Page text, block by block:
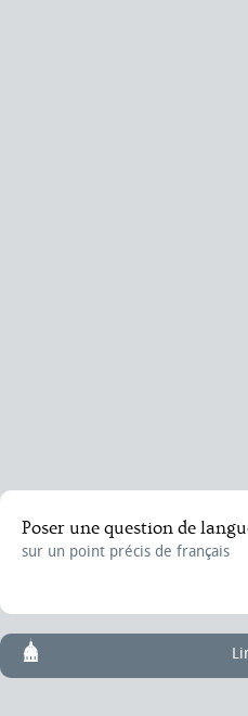
Poser une question de
sur un point précis de français